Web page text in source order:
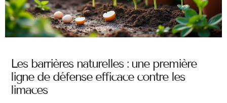
Les barrières naturelles : une première
ligne de défense efficace contre les
limaces